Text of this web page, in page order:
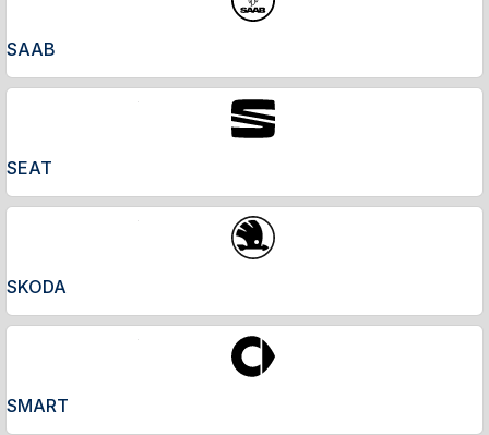
SAAB
SEAT
SKODA
SMART